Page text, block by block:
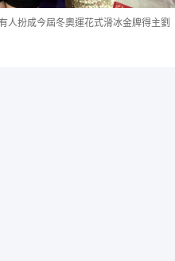
人扮成今屆冬奧運花式滑冰金牌得主劉